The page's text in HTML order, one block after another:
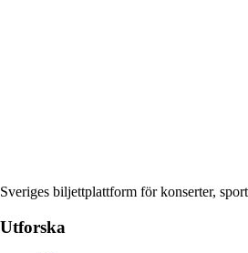
Sveriges biljettplattform för konserter,
Utforska